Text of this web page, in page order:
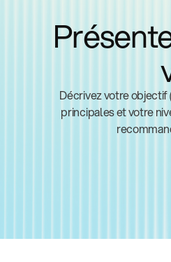
Décrivez votre
principales et votre